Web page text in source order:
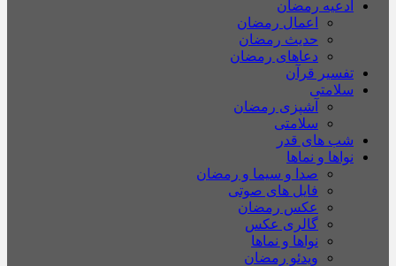
ادعیه رمضان
اعمال رمضان
حدیث رمضان
دعاهای رمضان
تفسیر قرآن
سلامتی
آشپزی رمضان
سلامتی
شب های قدر
نواها و نماها
صدا و سیما و رمضان
فایل های صوتی
عکس رمضان
گالری عکس
نواها و نماها
ویدئو رمضان